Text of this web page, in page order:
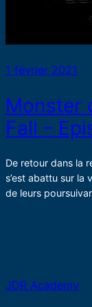
1 février 2021
Monster
Fall –
De retour dans la
s’est abattu sur la
de leurs
JDR Academy